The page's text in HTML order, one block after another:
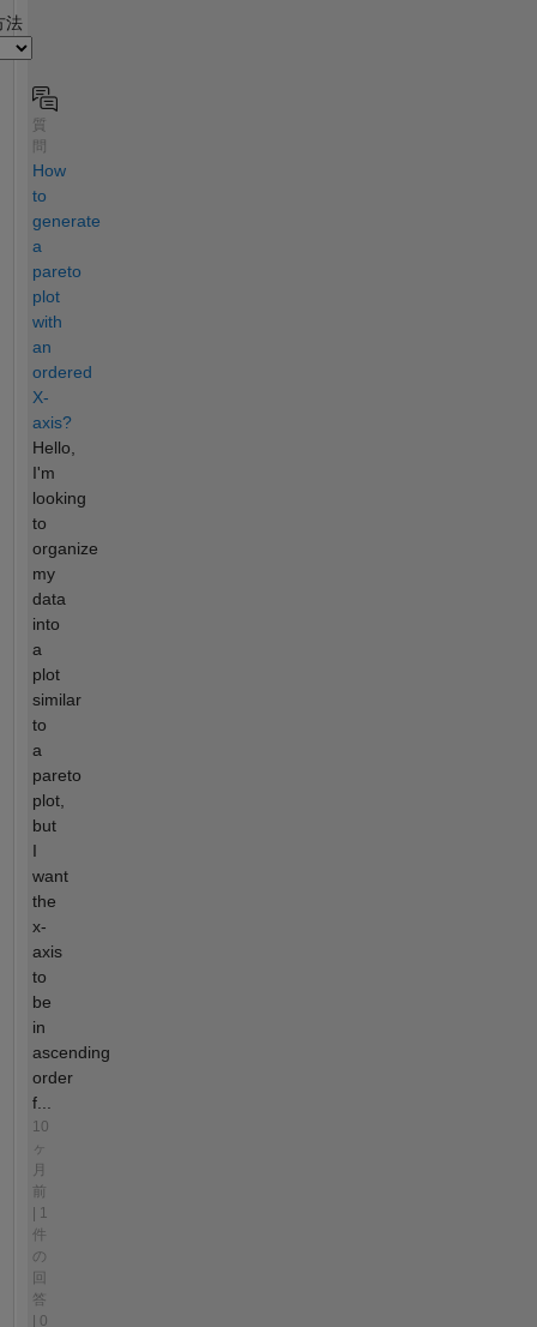
法
質
How
to
generate
a
pareto
plot
with
an
ordered
X-
axis?
Hello,
I'm
looking
to
organize
my
data
into
a
plot
similar
to
a
pareto
plot,
but
I
want
the
x-
axis
to
be
in
ascending
order
f...
10
ヶ
月
前
| 1
件
の
回
答
| 0